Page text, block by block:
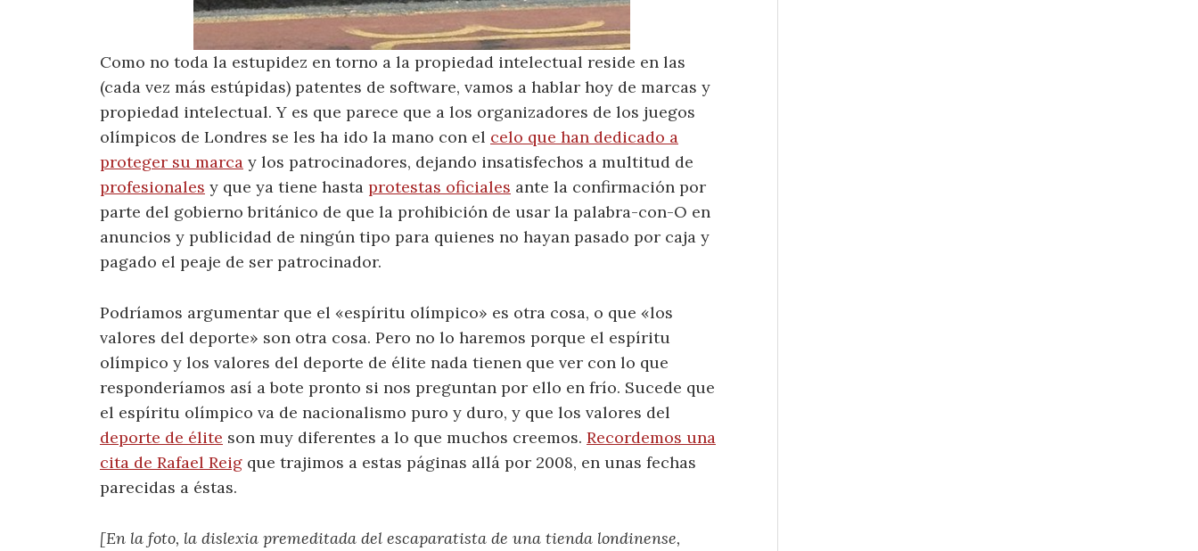
Como no toda la estupidez en torno a la propiedad intelectual reside en las
(cada vez más estúpidas) patentes de software, vamos a hablar hoy de marcas y
propiedad intelectual. Y es que parece que a los organizadores de los juegos
olímpicos de Londres se les ha ido la mano con el celo que han dedicado a
proteger su marca y los patrocinadores, dejando insatisfechos a multitud de
profesionales y que ya tiene hasta protestas oficiales ante la confirmación por
parte del gobierno británico de que la prohibición de usar la palabra-con-O en
anuncios y publicidad de ningún tipo para quienes no hayan pasado por caja y
pagado el peaje de ser patrocinador.
Podríamos argumentar que el «espíritu olímpico» es otra cosa, o que «los
valores del deporte» son otra cosa. Pero no lo haremos porque el espíritu
olímpico y los valores del deporte de élite nada tienen que ver con lo que
responderíamos así a bote pronto si nos preguntan por ello en frío. Sucede que
el espíritu olímpico va de nacionalismo puro y duro, y que los valores del
deporte de élite son muy diferentes a lo que muchos creemos. Recordemos una
cita de Rafael Reig que trajimos a estas páginas allá por 2008, en unas fechas
parecidas a éstas.
[En la foto, la dislexia premeditada del escaparatista de una tienda londinense,